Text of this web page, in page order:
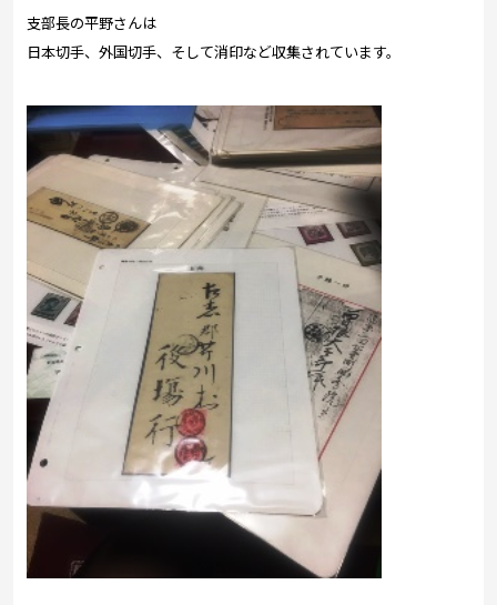
支部長の平野さんは
日本切手、外国切手、そして消印など収集されています。